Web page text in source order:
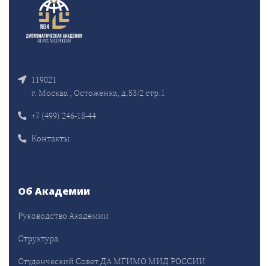
119021
г. Москва , Остоженка, д.53/2 стр.1
+7 (499) 246-18-44
Контакты
Об Академии
Руководство Академии
Структура
Студенческий Совет ДА МГИМО МИД РОССИИ